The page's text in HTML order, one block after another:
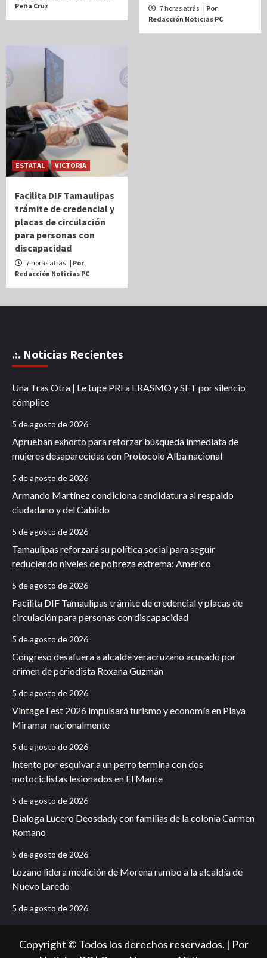
Peña Cruz
7 horas atrás | Por
Redacción Noticias PC
ESTATAL VICTORIA
Facilita DIF Tamaulipas
trámite de credencial y
placas de circulación
para personas con
discapacidad
7 horas atrás | Por
Redacción Noticias PC
.:. Noticias Recientes
Una Tras Otra | Le tupe PRI a ERASMO y SET por silencio
cómplice
5 de agosto de 2026
Aprueban exhorto para reforzar búsqueda inmediata de
mujeres desaparecidas con Protocolo Alba nacional
5 de agosto de 2026
Armando Martínez condiciona candidatura al respaldo
ciudadano y del Cabildo
5 de agosto de 2026
Tamaulipas reforzará su política social para seguir
reduciendo niveles de pobreza extrema: Américo
5 de agosto de 2026
Facilita DIF Tamaulipas trámite de credencial y placas de
circulación para personas con discapacidad
5 de agosto de 2026
Congreso desafuera a alcalde veracruzano acusado por
crimen de periodista Roxana Guzmán
5 de agosto de 2026
Vintage Fest 2026 impulsará turismo y economía en Playa
Miramar nacionalmente
5 de agosto de 2026
Intento por esquivar a un perro termina con dos
motociclistas lesionados en El Mante
5 de agosto de 2026
Dialoga Lucero Deosdady con familias de la colonia Carmen
Romano
5 de agosto de 2026
Lozano lidera medición de Morena rumbo a la alcaldía de
Nuevo Laredo
5 de agosto de 2026
Copyright © Todos los derechos reservados. | Por